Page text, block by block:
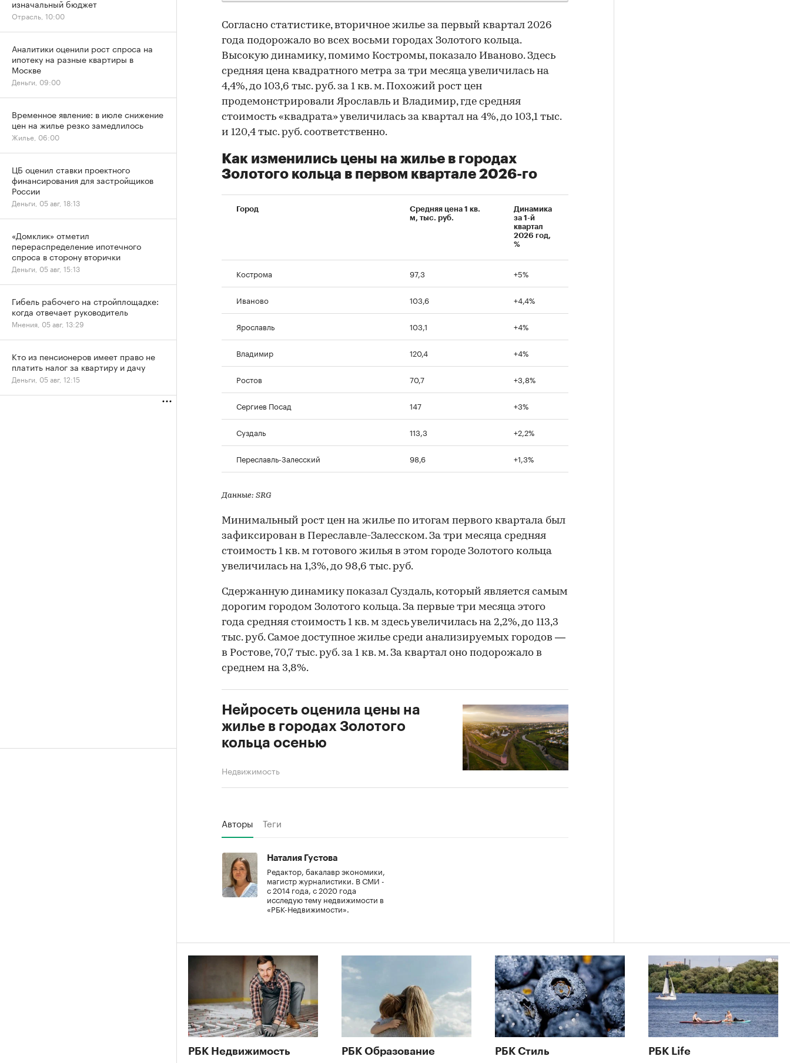
Согласно статистике, вторичное жилье за первый квартал 2026
года подорожало во всех восьми городах Золотого кольца.
Высокую динамику, помимо Костромы, показало Иваново. Здесь
средняя цена квадратного метра за три месяца увеличилась на
4,4%, до 103,6 тыс. руб. за 1 кв. м. Похожий рост цен
продемонстрировали Ярославль и Владимир, где средняя
стоимость «квадрата» увеличилась за квартал на 4%, до 103,1 тыс.
и 120,4 тыс. руб. соответственно.
Как изменились цены на жилье в городах
Золотого кольца в первом квартале 2026-го
Город
Средняя цена 1 кв.
м, тыс. руб.
Динамика
за 1-й
квартал
2026 год,
%
Кострома 97,3 +5%
Иваново 103,6 +4,4%
Ярославль 103,1 +4%
Владимир 120,4 +4%
Ростов 70,7 +3,8%
Сергиев Посад 147 +3%
Суздаль 113,3 +2,2%
Переславль-Залесский 98,6 +1,3%
Данные: SRG
Минимальный рост цен на жилье по итогам первого квартала был
зафиксирован в Переславле-Залесском. За три месяца средняя
стоимость 1 кв. м готового жилья в этом городе Золотого кольца
увеличилась на 1,3%, до 98,6 тыс. руб.
Сдержанную динамику показал Суздаль, который является самым
дорогим городом Золотого кольца. За первые три месяца этого
года средняя стоимость 1 кв. м здесь увеличилась на 2,2%, до 113,3
тыс. руб. Самое доступное жилье среди анализируемых городов —
в Ростове, 70,7 тыс. руб. за 1 кв. м. За квартал оно подорожало в
среднем на 3,8%.
Нейросеть оценила цены на
жилье в городах Золотого
кольца осенью
Недвижимость
Авторы Теги
Наталия Густова
Редактор, бакалавр экономики,
магистр журналистики. В СМИ -
с 2014 года, с 2020 года
исследую тему недвижимости в
«РБК-Недвижимости».
РБК Недвижимость РБК Образование РБК Стиль РБК Life
изначальный бюджет
Отрасль, 10:00
Аналитики оценили рост спроса на
ипотеку на разные квартиры в
Москве
Деньги, 09:00
Временное явление: в июле снижение
цен на жилье резко замедлилось
Жилье, 06:00
ЦБ оценил ставки проектного
финансирования для застройщиков
России
Деньги, 05 авг, 18:13
«Домклик» отметил
перераспределение ипотечного
спроса в сторону вторички
Деньги, 05 авг, 15:13
Гибель рабочего на стройплощадке:
когда отвечает руководитель
Мнения, 05 авг, 13:29
Кто из пенсионеров имеет право не
платить налог за квартиру и дачу
Деньги, 05 авг, 12:15